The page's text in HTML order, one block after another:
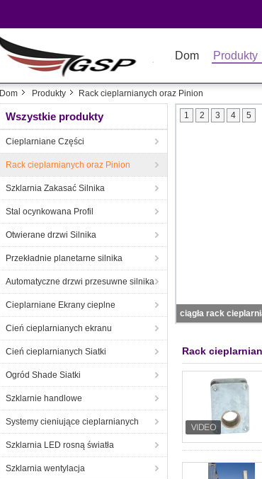
Dom Produkty
Dom Produkty Rack cieplarnianych oraz Pinion
Wszystkie produkty
Cieplarniane Części
Rack cieplarnianych oraz Pinion
Szklarnia Zakasać Silnika
Stal ocynkowana Profil
Otwierane drzwi Silnika
Przekładnie planetarne silnika
Automatyczne drzwi przesuwne silnika
Cieplarniane Ekrany cieplne
Cień cieplarnianych ekranu
Cień cieplarnianych Siatki
Ogród Shade Siatki
Szklarnie handlowe
Systemy cieniujące cieplarnianych
Szklarnia LED rosną światła
Szklarnia wentylacja
1 2 3 4 5
Rack